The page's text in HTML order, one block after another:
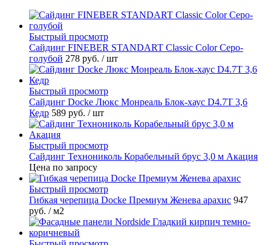
Быстрый просмотр
Cайдинг FINEBER STANDART Classic Color Серо-
голубой 278 руб. / шт
Быстрый просмотр
Сайдинг Docke Люкс Монреаль Блок-хаус D4.7T 3,6
Кедр 589 руб. / шт
Быстрый просмотр
Сайдинг Технониколь Корабельный брус 3,0 м Акация
Цена по запросу
Быстрый просмотр
Гибкая черепица Docke Премиум Женева арахис 947
руб. / м2